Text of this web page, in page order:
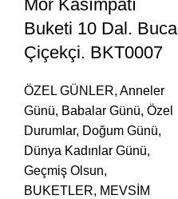
Mor Kasımpatı
Buketi 10 Dal. Buca
Çiçekçi. BKT0007
ÖZEL GÜNLER, Anneler
Günü, Babalar Günü, Özel
Durumlar, Doğum Günü,
Dünya Kadınlar Günü,
Geçmiş Olsun,
BUKETLER, MEVSİM